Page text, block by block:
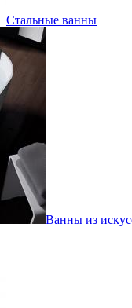
Стальные ванны
Ванны из